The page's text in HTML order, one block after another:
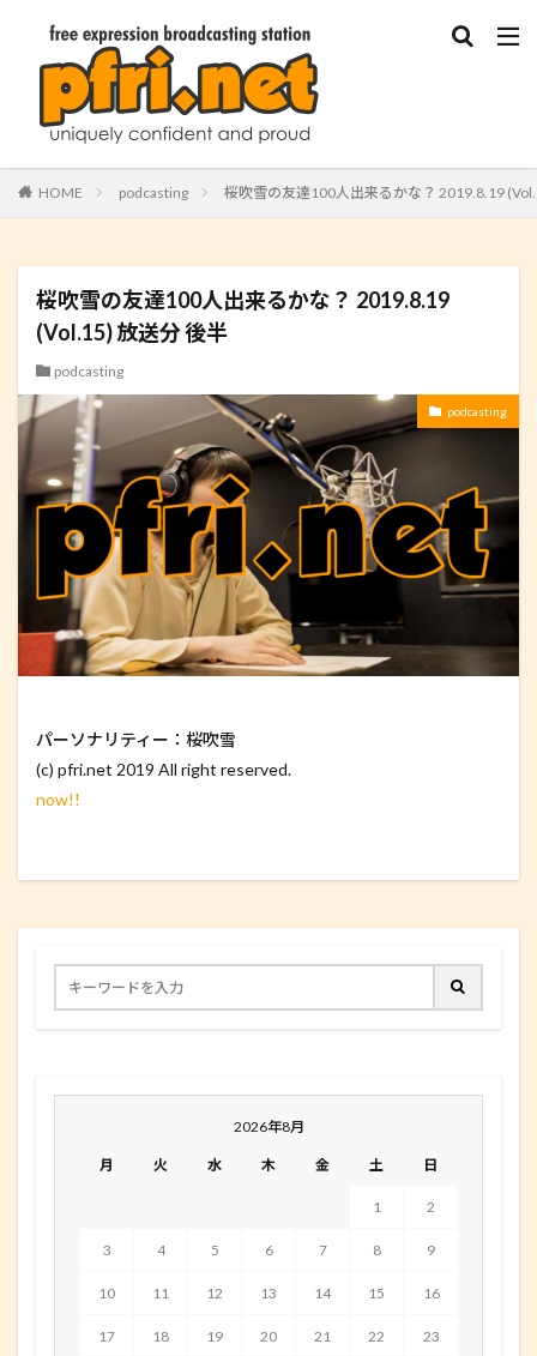
HOME podcasting 桜吹雪の友達100人出来るかな？ 2019.8.19
桜吹雪の友達100人出来るかな？ 2019.8.19
(Vol.15) 放送分 後半
podcasting
podcasting
パーソナリティー：桜吹雪
(c) pfri.net 2019 All right reserved.
now!!
2026年8月
月 火 水 木 金 土 日
1 2
3 4 5 6 7 8 9
10 11 12 13 14 15 16
17 18 19 20 21 22 23